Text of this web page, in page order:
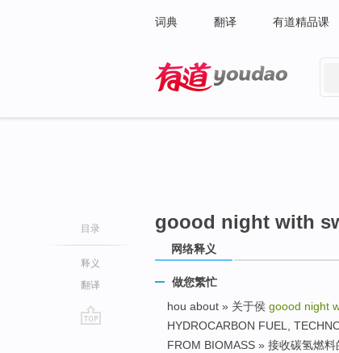
词典 翻译 有道精品课
目录
释义
翻译
goood night with
网络释义
做您繁忙
hou about » 关于侯 goood night
HYDROCARBON FUEL,
FROM BIOMASS » 接收碳氢燃料